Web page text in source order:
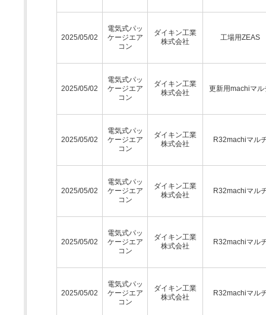
2025/05/02
電気式パッ
ケージエア
コン
ダイキン工業
株式会社
工場用ZEAS
2025/05/02
電気式パッ
ケージエア
コン
ダイキン工業
株式会社
更新用machiマル
2025/05/02
電気式パッ
ケージエア
コン
ダイキン工業
株式会社
R32machiマル
2025/05/02
電気式パッ
ケージエア
コン
ダイキン工業
株式会社
R32machiマル
2025/05/02
電気式パッ
ケージエア
コン
ダイキン工業
株式会社
R32machiマル
2025/05/02
電気式パッ
ケージエア
コン
ダイキン工業
株式会社
R32machiマル